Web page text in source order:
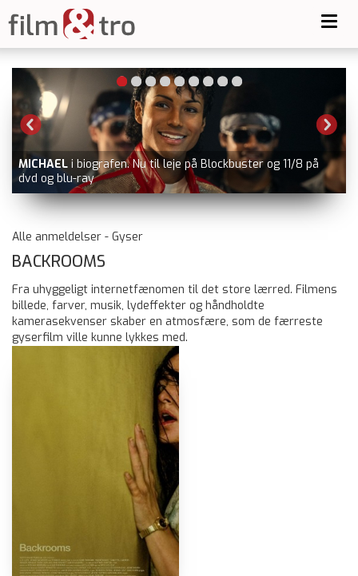
på Blockbuster og 11/8 på MIRAKLET PÅ HUDSONFLODEN
Video, Viaplay, dvd og blu-ray
Alle anmeldelser - Gyser
BACKROOMS
Fra uhyggeligt internetfænomen til det store lærred. Filmens
billede, farver, musik, lydeffekter og håndholdte
kamerasekvenser skaber en atmosfære, som de færreste
gyserfilm ville kunne lykkes med.